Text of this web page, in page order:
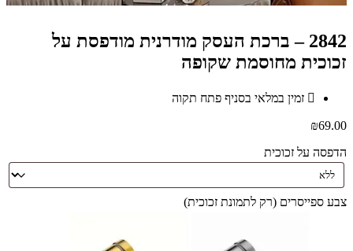
2842 – ברכת העסק מודרנית מודפסת על
זכוכית מחוסמת שקופה
זמין במלאי בסניף פתח תקוה
₪69.00
הדפסה על זכוכית
צבע ספייסרים (רק לתמונת זכוכית)